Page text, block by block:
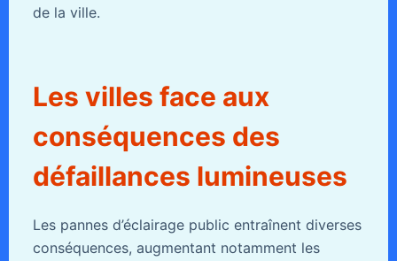
de la ville.
Les villes face aux
conséquences des
défaillances lumineuses
Les pannes d’éclairage public entraînent diverses
conséquences, augmentant notamment les